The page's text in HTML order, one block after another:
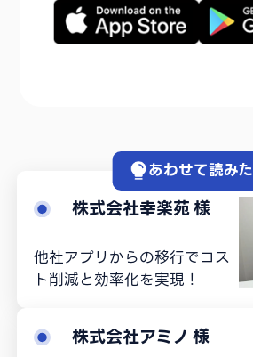
あわせて読み
株式会社幸楽苑様
他社アプリからの移行でコス
ト削減と効率化を実現！
株式会社アミノ 様